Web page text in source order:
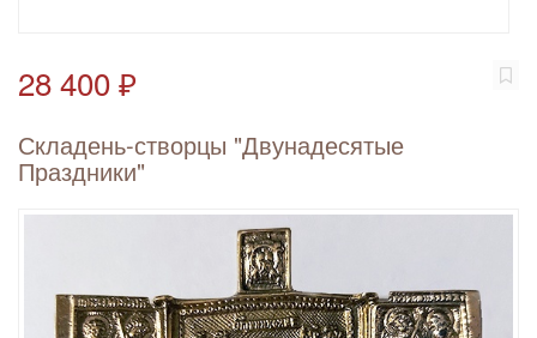
28 400 ₽
Складень-створцы "Двунадесятые
Праздники"